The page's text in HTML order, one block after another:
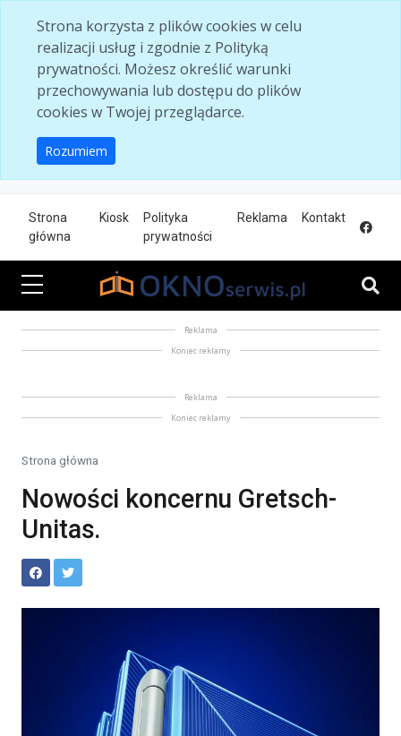
Strona korzysta z plików cookies w celu
realizacji usług i zgodnie z Polityką
prywatności. Możesz określić warunki
przechowywania lub dostępu do plików
cookies w Twojej przeglądarce.
Rozumiem
Strona
główna
Kiosk
Polityka
prywatności
Reklama Kontakt
Reklama
Koniec reklamy
Reklama
Koniec reklamy
Strona główna
Nowości koncernu Gretsch-
Unitas.